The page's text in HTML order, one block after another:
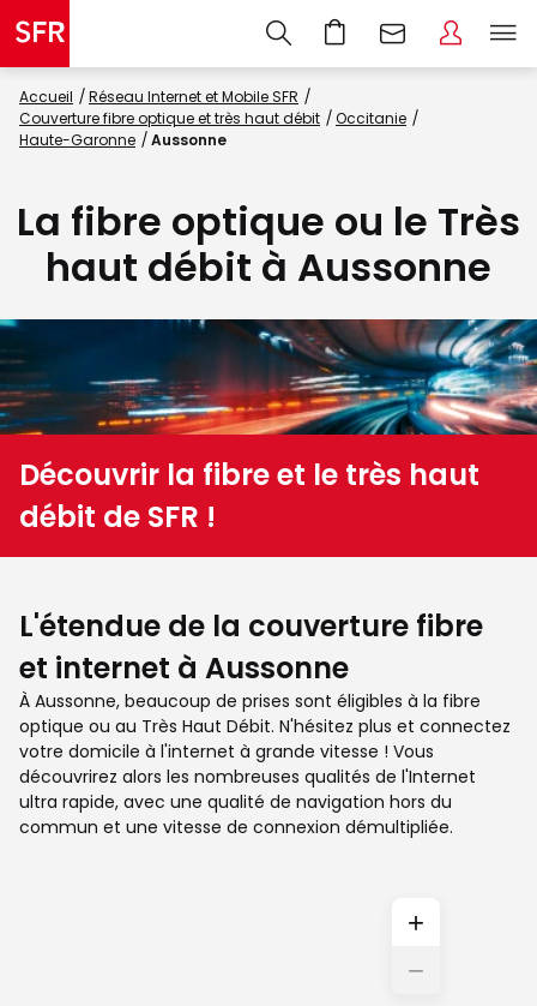
Accueil
Réseau Internet et Mobile SFR
Couverture fibre optique et très haut débit
Occitanie
Haute-Garonne
Aussonne
La fibre optique ou le Très
haut débit à Aussonne
Découvrir la fibre et le très haut
débit de SFR !
L'étendue de la couverture fibre
et internet à Aussonne
À Aussonne, beaucoup de prises sont éligibles à la fibre
optique ou au Très Haut Débit. N'hésitez plus et connectez
votre domicile à l'internet à grande vitesse ! Vous
découvrirez alors les nombreuses qualités de l'Internet
ultra rapide, avec une qualité de navigation hors du
commun et une vitesse de connexion démultipliée.
+
−